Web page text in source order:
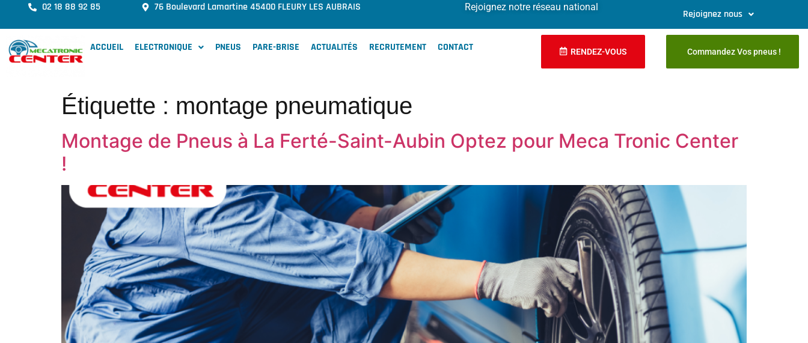
02 18 88 92 85 76 Boulevard Lamartine 45400 FLEURY LES AUBRAIS Rejoignez notre réseau national
Rejoignez nous
ACCUEIL ELECTRONIQUE PNEUS PARE-BRISE ACTUALITÉS RECRUTEMENT CONTACT RENDEZ-VOUS Commandez Vos pneus !
Étiquette : montage pneumatique
Montage de Pneus à La Ferté-Saint-Aubin Optez pour Meca Tronic Center
!